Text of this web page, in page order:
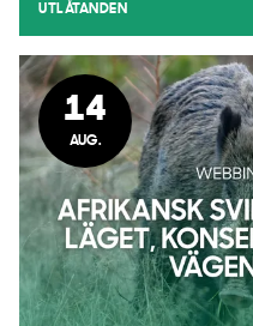
UTLÅTANDEN
14
AUG.